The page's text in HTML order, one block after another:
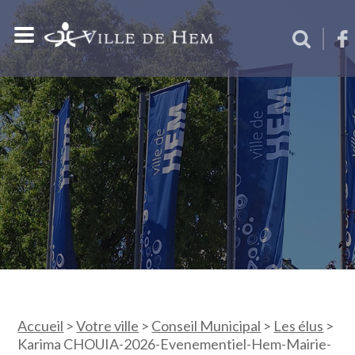
Accueil >Votre ville > Conseil Municipal > Les élus >
Karima CHOUIA-2026-Evenementiel-Hem-Mairie-